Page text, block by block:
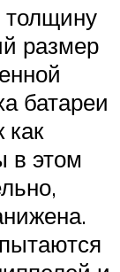
толщину
размер
батареи
как
в этом